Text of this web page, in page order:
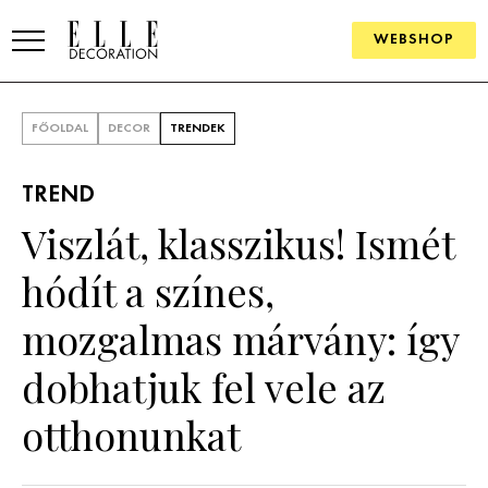
WEBSHOP
SZOBÁK
Konyha
Fürdőszoba
Nappali
Hálószoba
ÖTLETEK
SZÉP TEREK
Szállodák és vendégházak
FŐOLDAL DECOR TRENDEK
TREND
Viszlát, klasszikus! Ismét
hódít a színes,
mozgalmas márvány: így
dobhatjuk fel vele az
otthonunkat